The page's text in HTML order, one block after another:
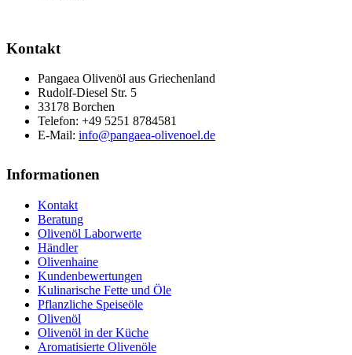
Kontakt
Pangaea Olivenöl aus Griechenland
Rudolf-Diesel Str. 5
33178 Borchen
Telefon: +49 5251 8784581
E-Mail: info@pangaea-olivenoel.de
Informationen
Kontakt
Beratung
Olivenöl Laborwerte
Händler
Olivenhaine
Kundenbewertungen
Kulinarische Fette und Öle
Pflanzliche Speiseöle
Olivenöl
Olivenöl in der Küche
Aromatisierte Olivenöle